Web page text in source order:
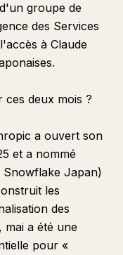
groupe de
des Services
à Claude
deux mois ?
a ouvert son
et a nommé
Snowflake Japan)
les
des
a été une
pour «